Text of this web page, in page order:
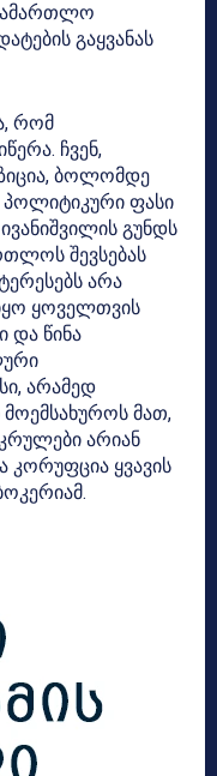
გაყვანას
რომ
ჩვენ,
ბოლომდე
პოლიტიკური ფასი
გუნდს
შევსებას
არა
ყოველთვის
და წინა
არამედ
მათ,
არიან
ყვავის